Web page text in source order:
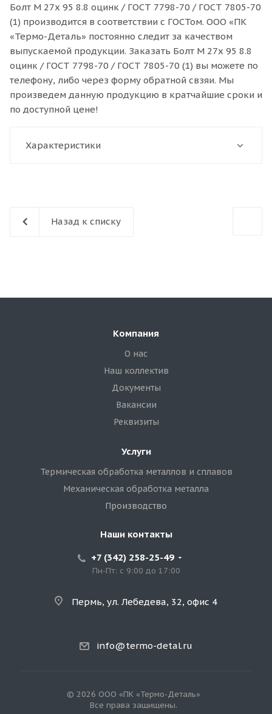
Болт M 27x 95 8.8 оцинк / ГОСТ 7798-70 / ГОСТ 7805-70
(1) производится в соответствии с ГОСТом. ООО «ПК
«Термо-Деталь» постоянно следит за качеством
выпускаемой продукции. Заказать Болт M 27x 95 8.8
оцинк / ГОСТ 7798-70 / ГОСТ 7805-70 (1) вы можете по
телефону, либо через форму обратной свзяи. Мы
произведем данную продукцию в кратчайшие сроки и
по доступной цене!
Характеристики
Назад к списку
Компания
О нас
Наш коллектив
Документы
Вакансии
Реквизиты
Услуги
Термическая обработка металлов и сплавов
Механическая обработка металла
Производство
Наши контакты
+7 (342) 258-25-49
Пн-Пт: с 9:00 до 17:00
Пермь, ул. Лебедева, 32, офис 4
info@termo-detal.ru
© 2026 ООО «ПК «Термо-Деталь»
Все права защищены.